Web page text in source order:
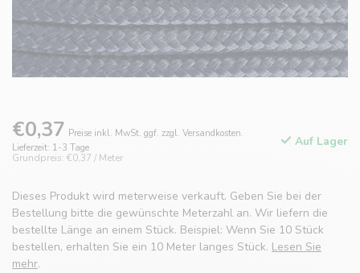
€0,37 Preise inkl. MwSt. ggf. zzgl. Versandkosten.
Lieferzeit: 1-3 Tage
Grundpreis: €0,37 / Meter
Auf Lager
Dieses Produkt wird meterweise verkauft. Geben Sie bei der
Bestellung bitte die gewünschte Meterzahl an. Wir liefern die
bestellte Länge an einem Stück. Beispiel: Wenn Sie 10 Stück
bestellen, erhalten Sie ein 10 Meter langes Stück. Lesen Sie
mehr.